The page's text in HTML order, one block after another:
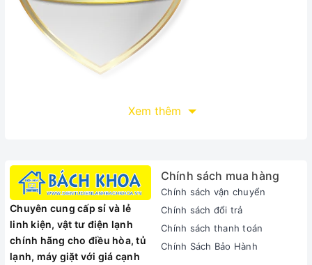
Smith, được cấp bản quyền sáng chế tại Mỹ (patent
US8,337,698 B2), giúp nâng cao hiệu suất sử dụng, tăng
66% tỷ lệ nước tinh khiết, giảm 56% tỷ lệ nước thải, duy nhất
cho tỷ lệ nước thải : nước tinh khiết là 1:1 và kéo dài tuổi thọ
lõi lọc gấp 1.5 lần so với màng lọc RO thường, mang đến “Giải
pháp tiết kiệm toàn diện” cho người sử dụng. Màng lọc RO –
Xem thêm
Chuyên cung cấp sỉ và lẻ
linh kiện, vật tư điện lạnh
chính hãng cho điều hòa, tủ
lạnh, máy giặt với giá cạnh
Chính sách mua hàng
Chính sách vận chuyển
Chính sách đổi trả
Chính sách thanh toán
Chính Sách Bảo Hành